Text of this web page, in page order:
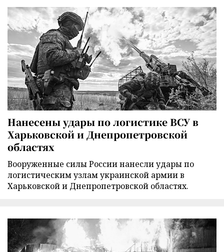
Нанесены удары по логистике ВСУ в
Харьковской и Днепропетровской
областях
Вооруженные силы России нанесли удары по
логистическим узлам украинской армии в
Харьковской и Днепропетровской областях.